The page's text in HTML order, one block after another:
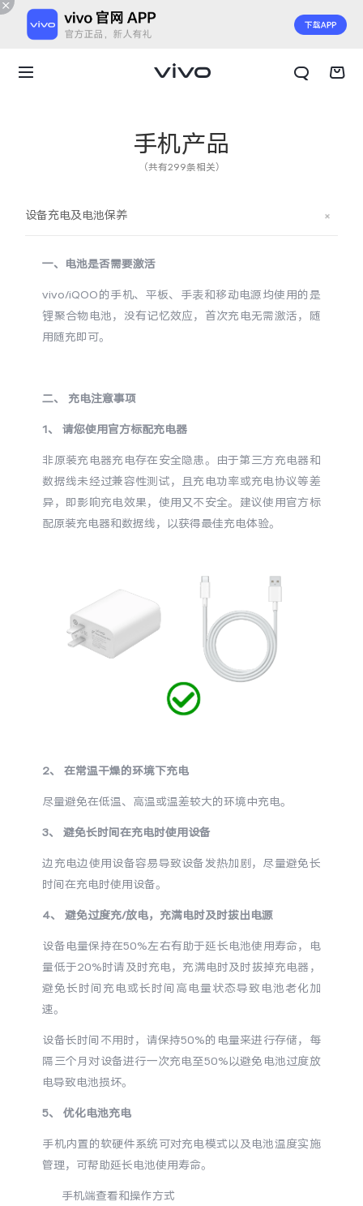
X Fold5 X200 Ultra
S50
S30 Pro mini S30
全部S机型 对比S机型
Y6 Y60
Y50 5G Y50m 5G
iQOO Z11i iQOO 15T
iQOO Z11x
iQOO 15 Ultra
全部iQOO机型 对比iQOO机型
vivo TWS 5 Pro vivo Pad6 Pro
vivo WATCH GT 2 vivo Vision
全部智能硬件
手机产品
（共有299条相关）
设备充电及电池保养
一、 电池是否需要激活
vivo/iQOO的手机、平板、手表和移动电源均使用的是
锂聚合物电池，没有记忆效应，首次充电无需激活，随
用随充即可。
二、 充电注意事项
1、 请您使用官方标配充电器
非原装充电器充电存在安全隐患。由于第三方充电器和
数据线未经过兼容性测试，且充电功率或充电协议等差
异，即影响充电效果，使用又不安全。建议使用官方标
配原装充电器和数据线，以获得最佳充电体验。
2、 在常温干燥的环境下充电
尽量避免在低温、高温或温差较大的环境中充电。
3、 避免长时间在充电时使用设备
边充电边使用设备容易导致设备发热加剧，尽量避免长
时间在充电时使用设备。
4、 避免过度充/放电，充满电时及时拔出电源
设备电量保持在50%左右有助于延长电池使用寿命，电
量低于20%时请及时充电，充满电时及时拔掉充电器，
避免长时间充电或长时间高电量状态导致电池老化加
速。
设备长时间不用时，请保持50%的电量来进行存储，每
隔三个月对设备进行一次充电至50%以避免电池过度放
电导致电池损坏。
5、 优化电池充电
手机内置的软硬件系统可对充电模式以及电池温度实施
管理，可帮助延长电池使用寿命。
手机端查看和操作方式